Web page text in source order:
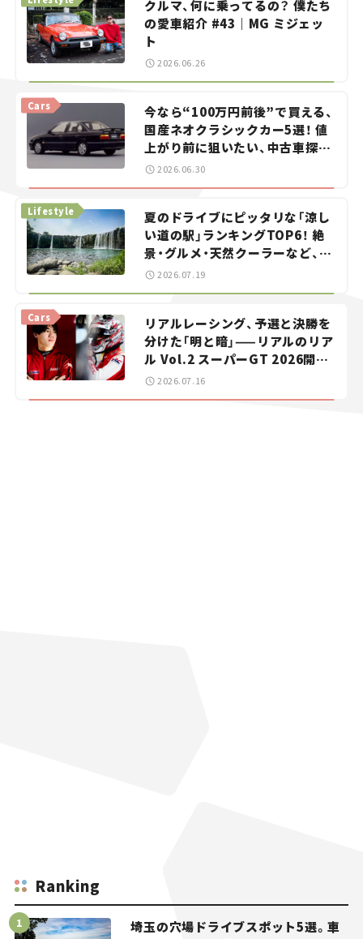
クルマ、何に乗ってるの？ 僕たち
の愛車紹介 #43｜MG ミジェッ
ト
2026.06.26
今なら“100万円前後”で買える、
国産ネオクラシックカー5選！ 値
上がり前に狙いたい、中古車探し
をお手伝い――ちょっとイケてるマ
Cars
2026.06.30
夏のドライブにピッタリな「涼し
い道の駅」ランキングTOP6！ 絶
景・グルメ・天然クーラーなど、避
暑におすすめのスポットを紹介
Lifestyle
2026.07.19
リアルレーシング、予選と決勝を
分けた「明と暗」——リアルのリア
ル Vol.2 スーパーGT 2026開幕
戦 岡山国際サーキット
Cars
2026.07.16
Ranking
埼玉の穴場ドライブスポット5選。車